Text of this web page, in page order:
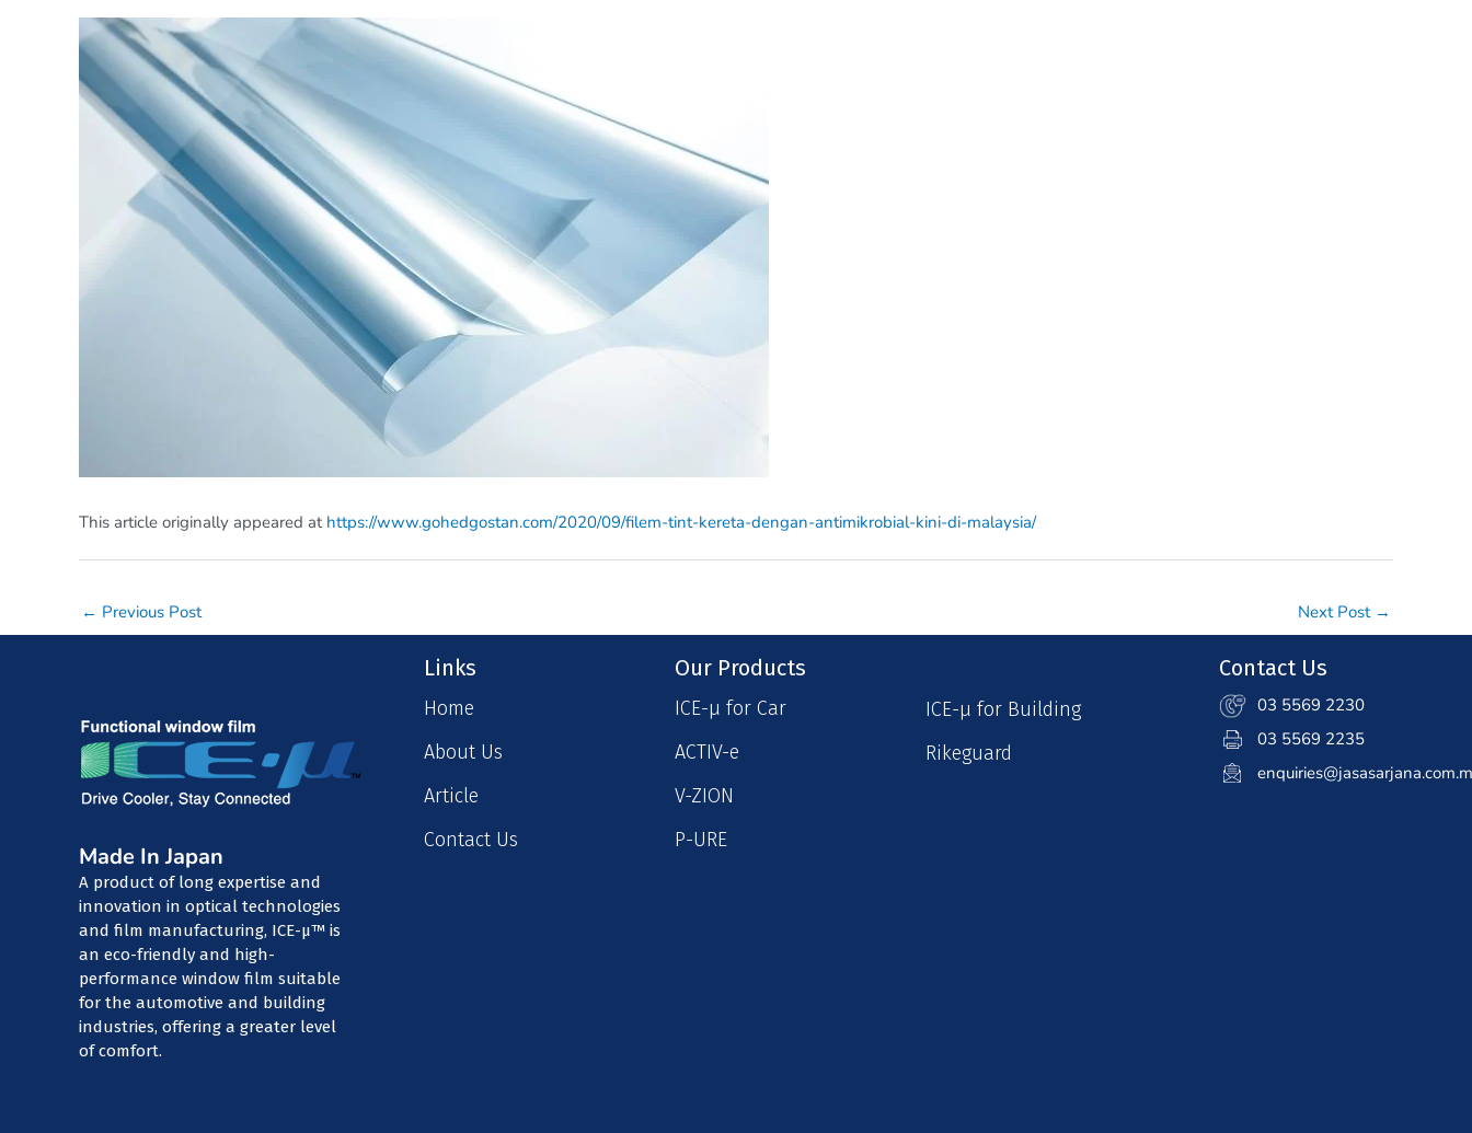
This article originally appeared at https://www.gohedgostan.com/2020/09/filem-tint-kereta-dengan-antimikrobial-kini-di-malaysia/
Post
← Previous Post Next Post →
Made In Japan
A product of long expertise and
innovation in optical technologies
and film manufacturing, ICE-μ™ is
an eco-friendly and high-
performance window film suitable
for the automotive and building
industries, offering a greater level
of comfort.
Links
Home
About Us
Article
Contact Us
Our Products
ICE-μ for Car
ACTIV-e
V-ZION
P-URE
ICE-μ for Building
Rikeguard
Contact Us
03 5569 2230
03 5569 2235